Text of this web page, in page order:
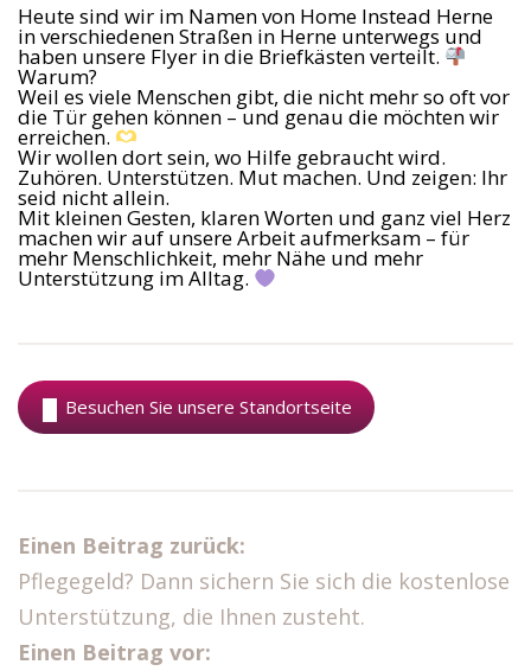
Heute sind wir im Namen von Home Instead Herne
in verschiedenen Straßen in Herne unterwegs und
haben unsere Flyer in die Briefkästen verteilt.
Warum?
Weil es viele Menschen gibt, die nicht mehr so oft vor
die Tür gehen können – und genau die möchten wir
erreichen.
Wir wollen dort sein, wo Hilfe gebraucht wird.
Zuhören. Unterstützen. Mut machen. Und zeigen: Ihr
seid nicht allein.
Mit kleinen Gesten, klaren Worten und ganz viel Herz
machen wir auf unsere Arbeit aufmerksam – für
mehr Menschlichkeit, mehr Nähe und mehr
Unterstützung im Alltag.
Besuchen Sie unsere Standortseite
Einen Beitrag zurück:
Pflegegeld? Dann sichern Sie sich die kostenlose
Unterstützung, die Ihnen zusteht.
Einen Beitrag vor: